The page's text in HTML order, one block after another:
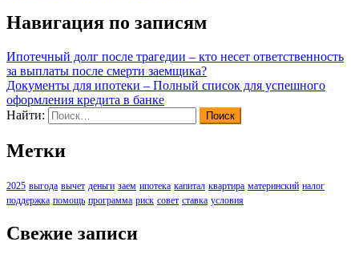
Навигация по записям
Ипотечный долг после трагедии – кто несет ответственность
за выплаты после смерти заемщика?
Документы для ипотеки – Полный список для успешного
оформления кредита в банке
Найти:
Метки
2025 выгода вычет деньги заем ипотека капитал квартира материнский налог
поддержка помощь программа риск совет ставка условия
Свежие записи